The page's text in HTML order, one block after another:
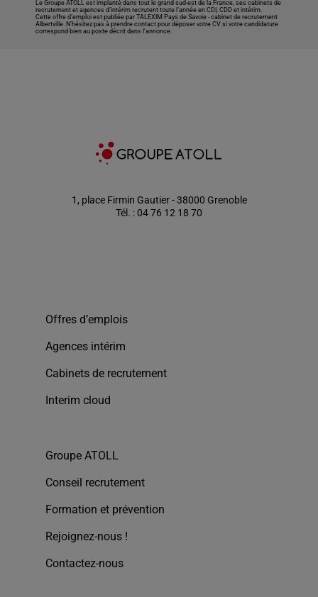
Le Groupe ATOLL est implanté dans tout le grand sud-est de la France, ses cabinets de
recrutement et agences d’intérim recrutent toute l’année en CDI, CDD et intérim.
Cette offre d’emploi est publiée par TALEXIM Pays de Savoie -cabinet de recrutement
Albertville . N’hésitez pas à prendre contact pour déposer votre CV si votre candidature
correspond bien au poste décrit dans l'annonce.
1, place Firmin Gautier - 38000 Grenoble
Tél. : 04 76 12 18 70
Offres d’emplois
Agences intérim
Cabinets de recrutement
Interim cloud
Groupe ATOLL
Conseil recrutement
Formation et prévention
Rejoignez-nous !
Contactez-nous